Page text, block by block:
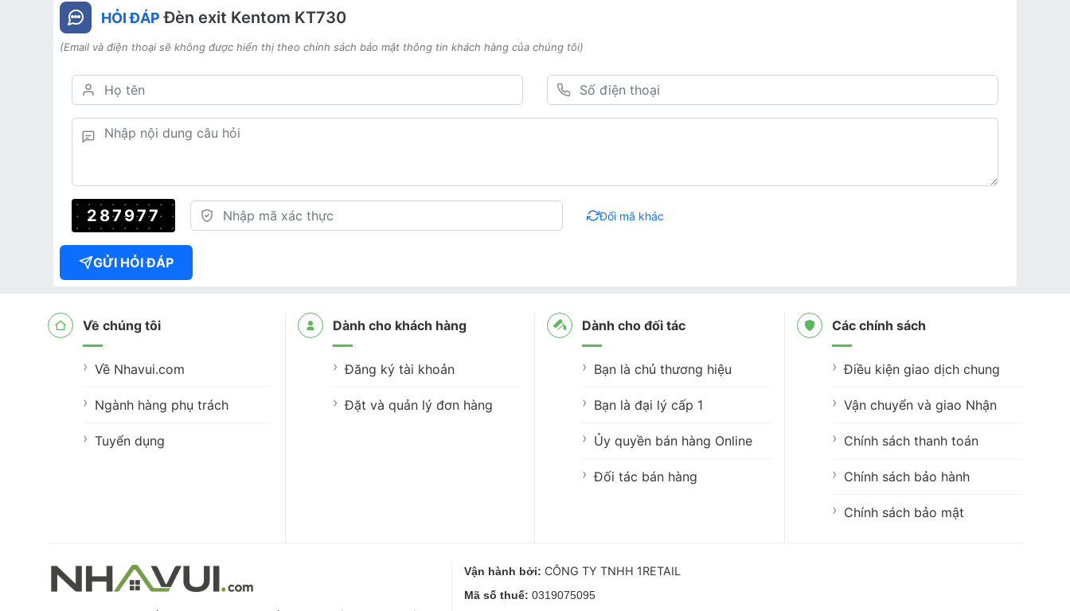
HỎI ĐÁP Đèn exit Kentom KT730
(Email và điện thoại sẽ không được hiển thị theo chính sách bảo mật thông tin khách hàng của chúng tôi)
287977 Đổi mã khác
GỬI HỎI ĐÁP
Về chúng tôi
Về Nhavui.com
Ngành hàng phụ trách
Tuyển dụng
Dành cho khách hàng
Đăng ký tài khoản
Đặt và quản lý đơn hàng
Dành cho đối tác
Bạn là chủ thương hiệu
Bạn là đại lý cấp 1
Ủy quyền bán hàng Online
Đối tác bán hàng
Các chính sách
Điều kiện giao dịch chung
Vận chuyển và giao Nhận
Chính sách thanh toán
Chính sách bảo hành
Chính sách bảo mật
Vận hành bởi: CÔNG TY TNHH 1RETAIL
Mã số thuế: 0319075095